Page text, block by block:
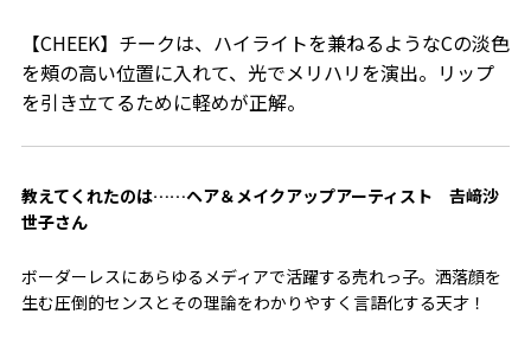
【CHEEK】チークは、ハイライトを兼ねるようなCの淡色
を頰の高い位置に入れて、光でメリハリを演出。リップ
を引き立てるために軽めが正解。
教えてくれたのは……ヘア＆メイクアップアーティスト 𠮷﨑沙
世子さん
ボーダーレスにあらゆるメディアで活躍する売れっ子。洒落顔を
生む圧倒的センスとその理論をわかりやすく言語化する天才！